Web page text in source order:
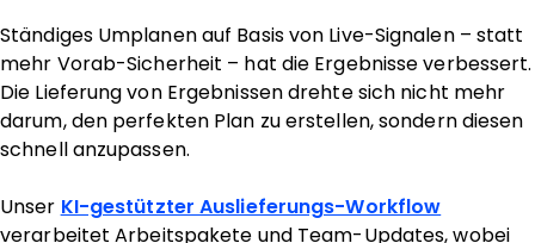
Ständiges Umplanen auf Basis von Live-Signalen – statt
mehr Vorab-Sicherheit – hat die Ergebnisse verbessert.
Die Lieferung von Ergebnissen drehte sich nicht mehr
darum, den perfekten Plan zu erstellen, sondern diesen
schnell anzupassen.
Unser KI-gestützter Auslieferungs-Workflow
verarbeitet Arbeitspakete und Team-Updates, wobei